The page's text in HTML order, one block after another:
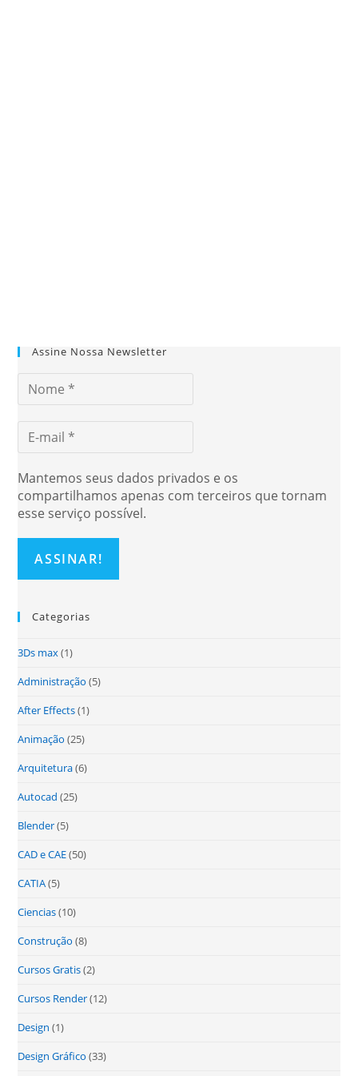
Assine Nossa Newsletter
Mantemos seus dados privados e os
compartilhamos apenas com terceiros que tornam
esse serviço possível.
Categorias
3Ds max(1)
Administração (5)
After Effects(1)
Animação (25)
Arquitetura(6)
Autocad (25)
Blender(5)
CAD e CAE(50)
CATIA(5)
Ciencias(10)
Construção (8)
Cursos Gratis(2)
Cursos Render(12)
Design (1)
Design Gráfico (33)